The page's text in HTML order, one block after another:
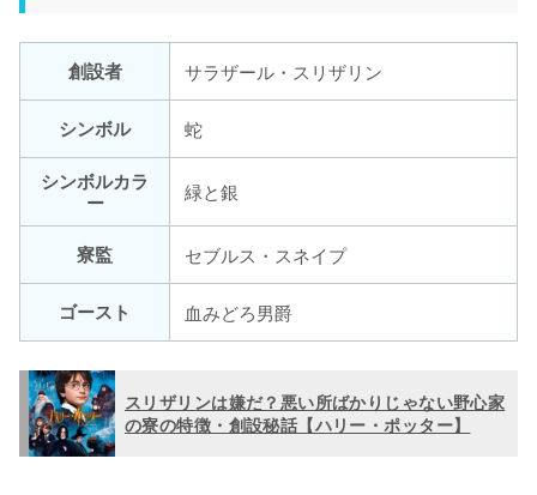
創設者 サラザール・スリザリン
シンボル
蛇
シンボルカラ
ー
緑と銀
寮監 セブルス・スネイプ
ゴースト 血みどろ男爵
スリザリンは嫌だ？悪い所ばかりじゃない野心家
の寮の特徴・創設秘話【ハリー・ポッター】